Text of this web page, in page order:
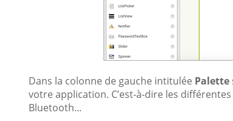
Dans la colonne de gauche intitulée Palette
votre application. C’est-à-dire les
Bluetooth...